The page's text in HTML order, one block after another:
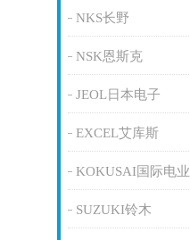
NKS长野
NSK恩斯克
JEOL日本电子
EXCEL艾库斯
KOKUSAI国际电业
SUZUKI铃木